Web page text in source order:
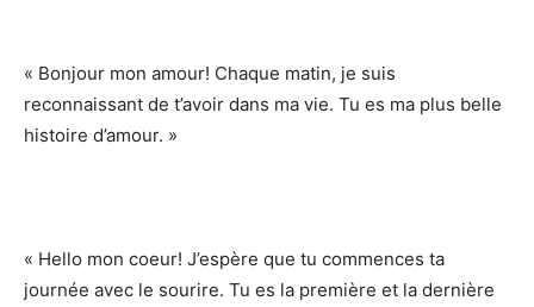
« Bonjour mon amour! Chaque matin, je suis
reconnaissant de t’avoir dans ma vie. Tu es ma plus belle
histoire d’amour. »
« Hello mon coeur! J’espère que tu commences ta
journée avec le sourire. Tu es la première et la dernière